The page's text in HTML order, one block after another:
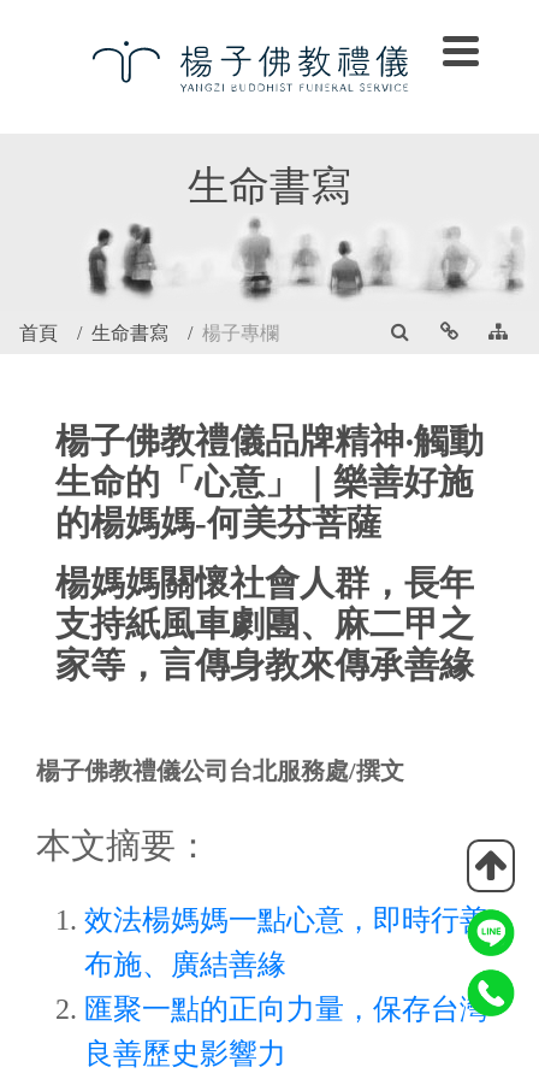
生命書寫
首頁 生命書寫 楊子專欄
楊子佛教禮儀品牌精神‧觸動
生命的「心意」｜樂善好施
的楊媽媽-何美芬菩薩
楊媽媽關懷社會人群，長年
支持紙風車劇團、麻二甲之
家等，言傳身教來傳承善緣
楊子佛教禮儀公司台北服務處/撰文
本文摘要：
效法楊媽媽一點心意，即時行善
布施、廣結善緣
匯聚一點的正向力量，保存台灣
良善歷史影響力